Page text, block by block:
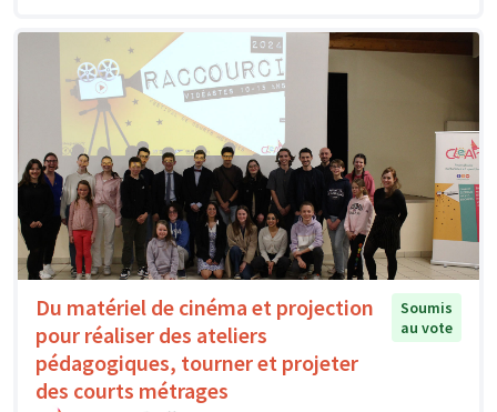
Du matériel de cinéma et projection
pour réaliser des ateliers
pédagogiques, tourner et projeter
des courts métrages
Soumis
au vote